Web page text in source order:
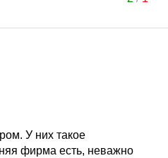
У них такое
фирма есть, неважно